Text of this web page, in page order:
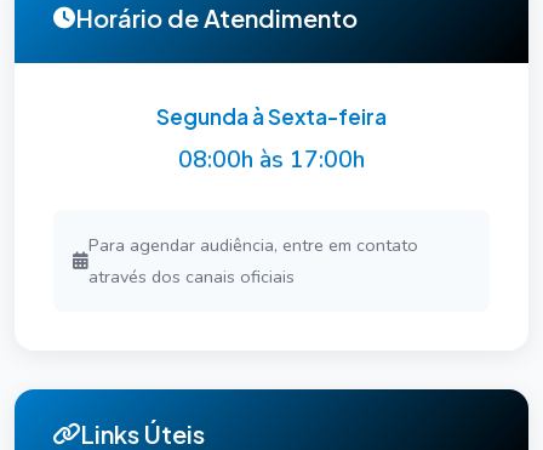
Horário de Atendimento
Segunda à Sexta-feira
08:00h às 17:00h
Para agendar audiência, entre em contato
através dos canais oficiais
Links Úteis